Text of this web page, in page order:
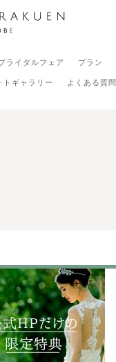
ライダルフェア プラン
トギャラリー よくある質問